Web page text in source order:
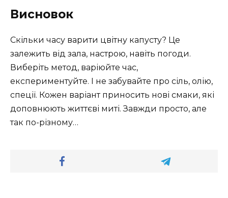
Висновок
Скільки часу варити цвітну капусту? Це
залежить від зала, настрою, навіть погоди.
Виберіть метод, варіюйте час,
експериментуйте. І не забувайте про сіль, олію,
спеції. Кожен варіант приносить нові смаки, які
доповнюють життєві миті. Завжди просто, але
так по-різному…